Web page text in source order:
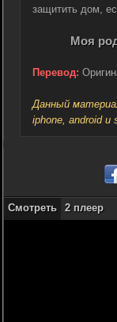
защитить дом,
Моя
Перевод:
Данный
iphone, android и
Смотреть 2 плеер